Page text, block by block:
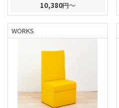
10,380円～
WORKS